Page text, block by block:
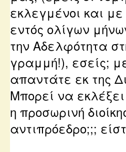
εκλεγμένοι και
εντός ολίγων
την Αδελφότητα
γραμμή!), εσείς;
απαντάτε εκ της
Mπορεί να
η προσωρινή
αντιπρόεδρο;;;